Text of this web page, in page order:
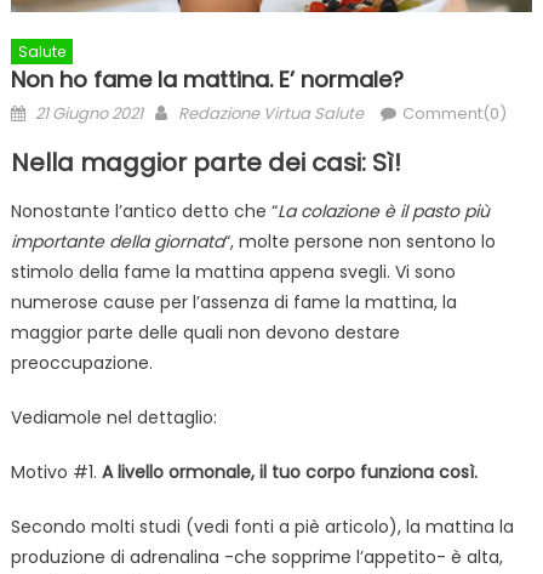
Salute
Non ho fame la mattina. E’ normale?
Posted
21 Giugno 2021 Author
Redazione Virtua Salute Comment(0)
Nella maggior parte dei casi: Sì!
Nonostante l’antico detto che “La colazione è il pasto più
importante della giornata“, molte persone non sentono lo
stimolo della fame la mattina appena svegli. Vi sono
numerose cause per l’assenza di fame la mattina, la
maggior parte delle quali non devono destare
preoccupazione.
Vediamole nel dettaglio:
Motivo #1. A livello ormonale, il tuo corpo funziona così.
Secondo molti studi (vedi fonti a piè articolo), la mattina la
produzione di adrenalina -che sopprime l’appetito- è alta,